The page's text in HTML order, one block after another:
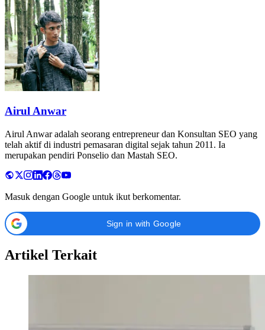
Airul Anwar
Airul Anwar adalah seorang entrepreneur dan Konsultan SEO yang
telah aktif di industri pemasaran digital sejak tahun 2011. Ia
merupakan pendiri Ponselio dan Mastah SEO.
Masuk dengan Google untuk ikut berkomentar.
Sign in with Google
Artikel Terkait